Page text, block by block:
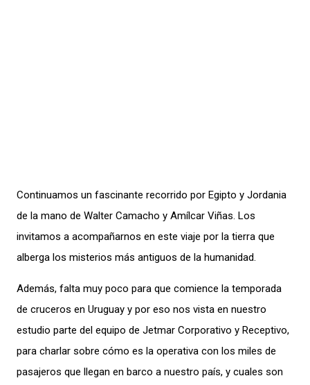
Continuamos un fascinante recorrido por Egipto y Jordania
de la mano de Walter Camacho y Amílcar Viñas. Los
invitamos a acompañarnos en este viaje por la tierra que
alberga los misterios más antiguos de la humanidad.
Además, falta muy poco para que comience la temporada
de cruceros en Uruguay y por eso nos vista en nuestro
estudio parte del equipo de Jetmar Corporativo y Receptivo,
para charlar sobre cómo es la operativa con los miles de
pasajeros que llegan en barco a nuestro país, y cuales son